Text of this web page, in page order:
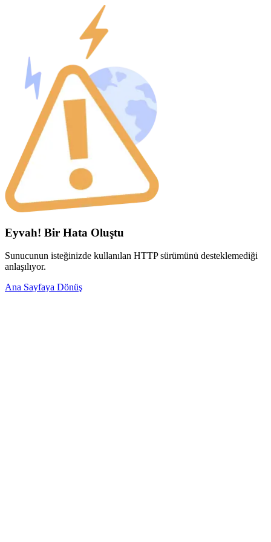
Eyvah! Bir Hata Oluştu
Sunucunun isteğinizde kullanılan HTTP sürümünü desteklemediği
anlaşılıyor.
Ana Sayfaya Dönüş